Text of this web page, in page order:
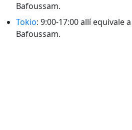
Bafoussam.
Tokio: 9:00-17:00 allí equivale
Bafoussam.